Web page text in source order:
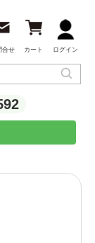
合せ カート ログイン